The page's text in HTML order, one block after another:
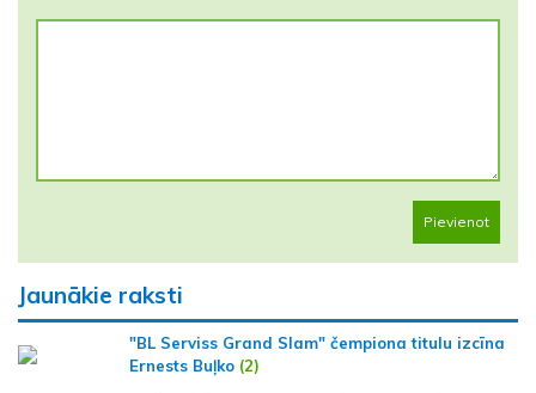
Pievienot
Jaunākie raksti
"BL Serviss Grand Slam" čempiona titulu izcīna
Ernests Buļko (2)